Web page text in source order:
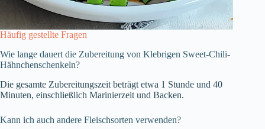
Häufig gestellte Fragen
Wie lange dauert die Zubereitung von Klebrigen Sweet-Chili-
Hähnchenschenkeln?
Die gesamte Zubereitungszeit beträgt etwa 1 Stunde und 40
Minuten, einschließlich Marinierzeit und Backen.
Kann ich auch andere Fleischsorten verwenden?